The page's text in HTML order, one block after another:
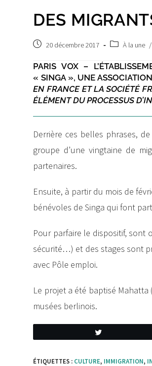
DES
Post20 décembre 2017
PostÀ la une /
PARIS VOX –
« SINGA », UNE
EN FRANCE ET LA SOCIÉTÉ
ÉLÉMENT DU PROCESSUS
Derrière ces belles phrases,
groupe d’une vingtaine de
partenaires.
Ensuite, à partir du mois de
bénévoles de Singa qui font
Pour parfaire le dispositif, sont
sécurité…) et des stages sont
avec Pôle emploi.
Le projet a été baptisé
musées berlinois.
ÉTIQUETTES : CULTURE, IMMIGRATION,